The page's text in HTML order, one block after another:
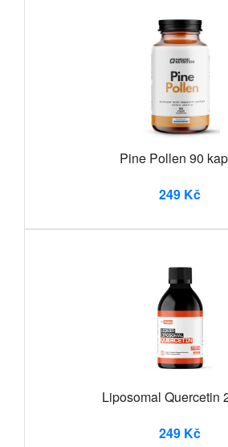
Pine Pollen 90
249 Kč
Liposomal Quercetin
249 Kč